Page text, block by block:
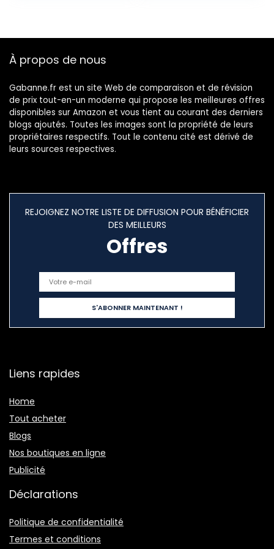
– Porte-Carte de
Porte-Cartes
À propos de nous
Gabanne.fr est un site Web de comparaison et de révision
de prix tout-en-un moderne qui propose les meilleures offres
disponibles sur Amazon et vous tient au courant des derniers
blogs ajoutés. Toutes les images sont la propriété de leurs
propriétaires respectifs. Tout le contenu cité est dérivé de
leurs sources respectives.
REJOIGNEZ NOTRE LISTE DE DIFFUSION POUR BÉNÉFICIER
DES MEILLEURS
Offres
Liens rapides
Home
Tout acheter
Blogs
Nos boutiques en ligne
Publicité
Déclarations
Politique de confidentialité
Termes et conditions